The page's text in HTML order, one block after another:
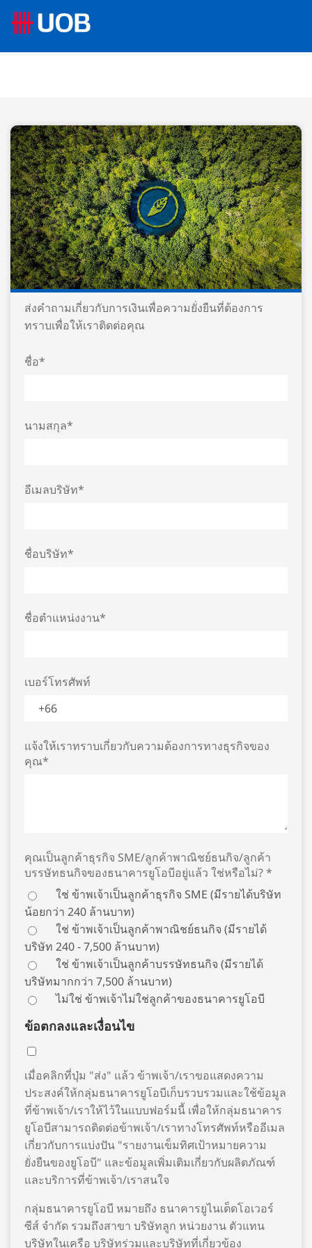
ส่งคำถามเกี่ยวกับการเงินเพื่อความยั่งยืนที่ต้องการ
ทราบเพื่อให้เราติดต่อคุณ
ชื่อ*
นามสกุล*
อีเมลบริษัท*
ชื่อบริษัท*
ชื่อตำแหน่งงาน*
เบอร์โทรศัพท์
แจ้งให้เราทราบเกี่ยวกับความต้องการทางธุรกิจของ
คุณ*
คุณเป็นลูกค้าธุรกิจ SME/ลูกค้าพาณิชย์ธนกิจ/ลูกค้า
บรรษัทธนกิจของธนาคารยูโอบีอยู่แล้ว ใช่หรือไม่? *
ใช่ ข้าพเจ้าเป็นลูกค้าธุรกิจ SME (มีรายได้บริษัท
น้อยกว่า 240 ล้านบาท)
ใช่ ข้าพเจ้าเป็นลูกค้าพาณิชย์ธนกิจ (มีรายได้
บริษัท 240 - 7,500 ล้านบาท)
ใช่ ข้าพเจ้าเป็นลูกค้าบรรษัทธนกิจ (มีรายได้
บริษัทมากกว่า 7,500 ล้านบาท)
ไม่ใช่ ข้าพเจ้าไม่ใช่ลูกค้าของธนาคารยูโอบี
ข้อตกลงและเงื่อนไข
เมื่อคลิกที่ปุ่ม "ส่ง" แล้ว ข้าพเจ้า/เราขอแสดงความ
ประสงค์ให้กลุ่มธนาคารยูโอบีเก็บรวบรวมและใช้ข้อมูล
ที่ข้าพเจ้า/เราให้ไว้ในแบบฟอร์มนี้ เพื่อให้กลุ่มธนาคาร
ยูโอบีสามารถติดต่อข้าพเจ้า/เราทางโทรศัพท์หรืออีเมล
เกี่ยวกับการแบ่งปัน "รายงานเข็มทิศเป้าหมายความ
ยั่งยืนของยูโอบี" และข้อมูลเพิ่มเติมเกี่ยวกับผลิตภัณฑ์
และบริการที่ข้าพเจ้า/เราสนใจ
กลุ่มธนาคารยูโอบี หมายถึง ธนาคารยูไนเต็ดโอเวอร์
ซีส์ จำกัด รวมถึงสาขา บริษัทลูก หน่วยงาน ตัวแทน
บริษัทในเครือ บริษัทร่วมและบริษัทที่เกี่ยวข้อง